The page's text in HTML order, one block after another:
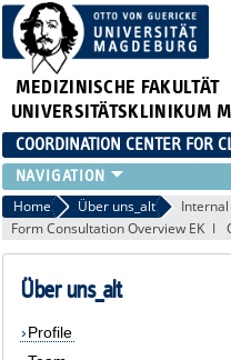
MEDIZINISCHE FAKULTÄT
UNIVERSITÄTSKLINIKUM
COORDINATION CENTER FOR
PROFILE
ÜBER UNS_ALT
RANGE OF SERVICES
CURRENT
Home Über uns_alt
Form Consultation Overview EK
Über uns_alt
Profile